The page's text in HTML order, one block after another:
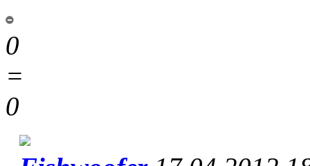
0
=
0